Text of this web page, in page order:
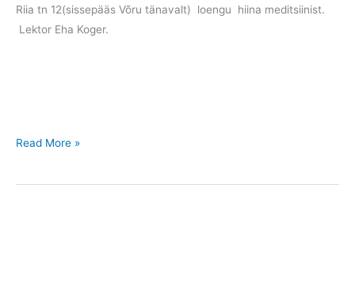
Riia tn 12(sissepääs Võru tänavalt) loengu hiina meditsiinist.
Lektor Eha Koger.
Teade
Read More »